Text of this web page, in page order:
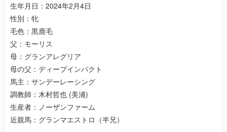
生年月日：2024年2月4日
性別：牝
毛色：黒鹿毛
父：モーリス
母：グランアレグリア
母の父：ディープインパクト
馬主：サンデーレーシング
調教師：木村哲也 (美浦)
生産者：ノーザンファーム
近親馬：グランマエストロ（半兄）